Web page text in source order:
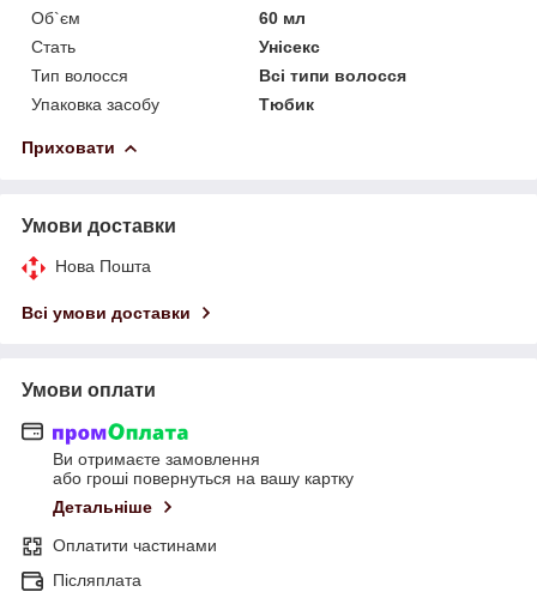
Об`єм
60 мл
Стать
Унісекс
Тип волосся
Всі типи волосся
Упаковка засобу
Тюбик
Приховати
Умови доставки
Нова Пошта
Всі умови доставки
Умови оплати
Ви отримаєте замовлення
або гроші повернуться на вашу картку
Детальніше
Оплатити частинами
Післяплата